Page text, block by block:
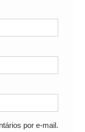
por e-mail.